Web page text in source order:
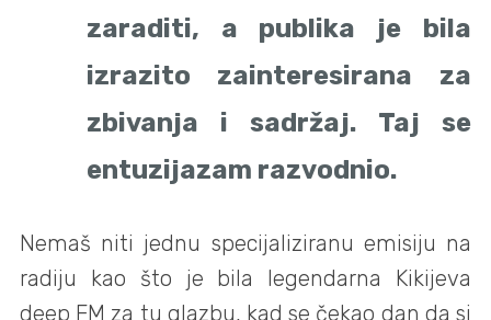
zaraditi, a publika je bila
izrazito zainteresirana za
zbivanja i sadržaj. Taj se
entuzijazam razvodnio.
Nemaš niti jednu specijaliziranu emisiju na
radiju kao što je bila legendarna Kikijeva
deep FM za tu glazbu, kad se čekao dan da si